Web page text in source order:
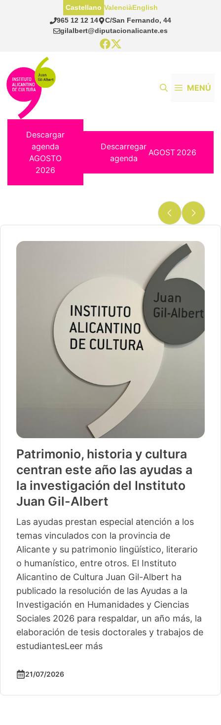
965 12 12 14
C/San Fernando, 44
gilalbert@diputacionalicante.es
Castellano ValenciàEnglish
MENÚ
Descargar
agenda
AGOSTO
2026
Descarregar
agenda
AGOST 2026
Patrimonio, historia y cultura
centran este año las ayudas a
la investigación del Instituto
Juan Gil-Albert
Las ayudas prestan especial atención a los
temas vinculados con la provincia de
Alicante y su patrimonio lingüístico, literario
o humanístico, entre otros. El Instituto
Alicantino de Cultura Juan Gil-Albert ha
publicado la resolución de las Ayudas a la
Investigación en Humanidades y Ciencias
Sociales 2026 para respaldar, un año más, la
elaboración de tesis doctorales y trabajos de
estudiantesLeer más
21/07/2026